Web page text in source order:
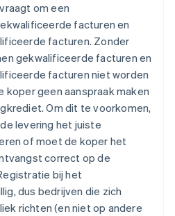
om een
facturen en
facturen. Zonder
gekwalificeerde facturen en
facturen niet worden
koper geen aanspraak maken
Om dit te voorkomen,
levering het juiste
of moet de koper het
correct op de
bij het
dus bedrijven die zich
richten (en niet op andere